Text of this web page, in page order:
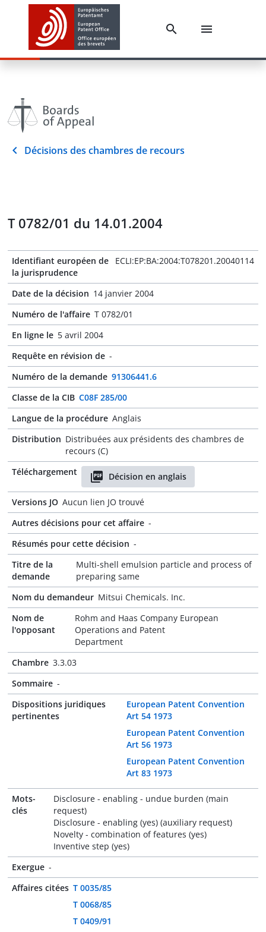
Décisions des chambres de recours
T 0782/01 du 14.01.2004
Identifiant européen de
la jurisprudence
ECLI:EP:BA:2004:T078201.20040114
Date de la décision 14 janvier 2004
Numéro de l'affaire T 0782/01
En ligne le 5 avril 2004
Requête en révision de -
Numéro de la demande 91306441.6
Classe de la CIB C08F 285/00
Langue de la procédure Anglais
Distribution Distribuées aux présidents des chambres de
recours (C)
Téléchargement
Décision en anglais
Versions JO Aucun lien JO trouvé
Autres décisions pour cet affaire -
Résumés pour cette décision -
Titre de la
demande
Multi-shell emulsion particle and process of
preparing same
Nom du demandeur Mitsui Chemicals. Inc.
Nom de
l'opposant
Rohm and Haas Company European
Operations and Patent
Department
Chambre 3.3.03
Sommaire -
Dispositions juridiques
pertinentes
European Patent Convention
Art 54 1973
European Patent Convention
Art 56 1973
European Patent Convention
Art 83 1973
Mots-
clés
Disclosure - enabling - undue burden (main
request)
Disclosure - enabling (yes) (auxiliary request)
Novelty - combination of features (yes)
Inventive step (yes)
Exergue -
Affaires citées T 0035/85
T 0068/85
T 0409/91